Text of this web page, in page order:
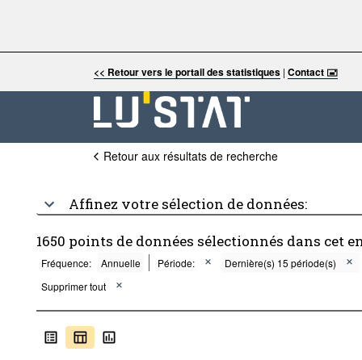
<< Retour vers le portail des statistiques| Contact 🖃
Retour aux résultats de recherche
Affinez votre sélection de données:
1650 points de données sélectionnés dans cet
Fréquence: Annuelle Période:
Dernière(s) 15 période(s)
Supprimer tout